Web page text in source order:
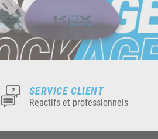
SERVICE CLIENT
Reactifs et professionnels